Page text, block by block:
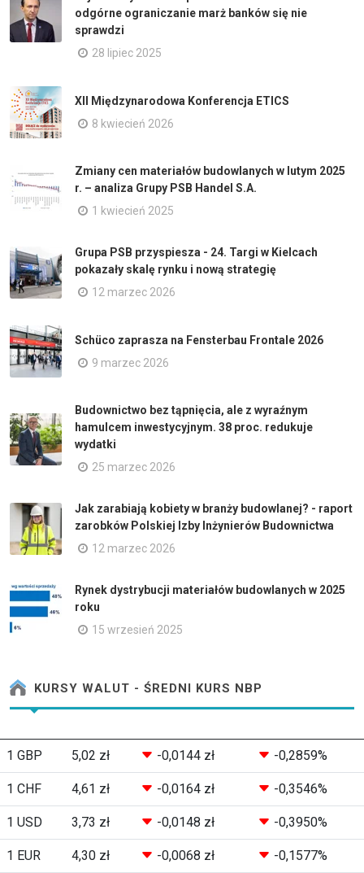
odgórne ograniczanie marż banków się nie
sprawdzi
28 lipiec 2025
XII Międzynarodowa Konferencja ETICS
8 kwiecień 2026
Zmiany cen materiałów budowlanych w lutym 2025
r. – analiza Grupy PSB Handel S.A.
1 kwiecień 2025
Grupa PSB przyspiesza - 24. Targi w Kielcach
pokazały skalę rynku i nową strategię
12 marzec 2026
Schüco zaprasza na Fensterbau Frontale 2026
9 marzec 2026
Budownictwo bez tąpnięcia, ale z wyraźnym
hamulcem inwestycyjnym. 38 proc. redukuje
wydatki
25 marzec 2026
Jak zarabiają kobiety w branży budowlanej? - raport
zarobków Polskiej Izby Inżynierów Budownictwa
12 marzec 2026
Rynek dystrybucji materiałów budowlanych w 2025
roku
15 wrzesień 2025
KURSY WALUT - ŚREDNI KURS NBP
1 GBP 5,02 zł -0,0144 zł -0,2859%
1 CHF 4,61 zł -0,0164 zł -0,3546%
1 USD 3,73 zł -0,0148 zł -0,3950%
1 EUR 4,30 zł -0,0068 zł -0,1577%